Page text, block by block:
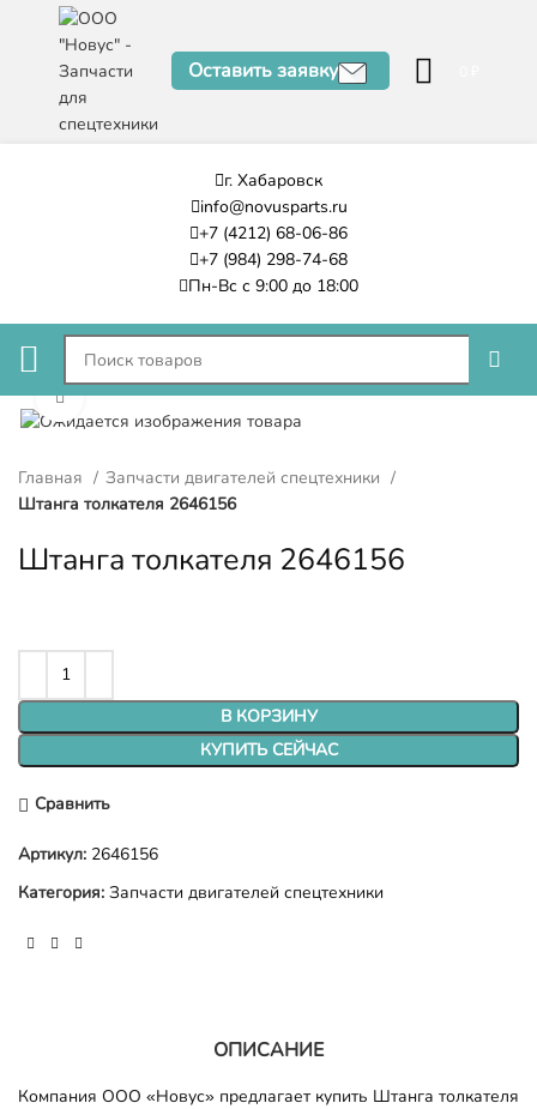
Оставить заявку
г. Хабаровск
info@novusparts.ru
+7 (4212) 68-06-86
+7 (984) 298-74-68
Пн-Вс с 9:00 до 18:00
Нажмите, чтобы увеличить
Главная
Запчасти двигателей спецтехники
Штанга толкателя 2646156
Штанга толкателя 2646156
В КОРЗИНУ
КУПИТЬ СЕЙЧАС
Сравнить
Артикул: 2646156
Категория: Запчасти двигателей спецтехники
ОПИСАНИЕ
Компания ООО «Новус» предлагает купить Штанга толкателя